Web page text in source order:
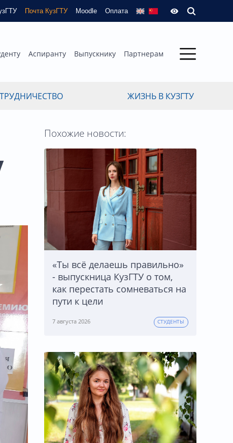
Почта КузГТУ Moodle Оплата
Аспиранту Выпускнику Партнерам
ЖИЗНЬ В КУЗГТУ
Похожие новости:
«Ты всё делаешь правильно»
- выпускница КузГТУ о том,
как перестать сомневаться на
пути к цели
7 августа 2026 СТУДЕНТЫ